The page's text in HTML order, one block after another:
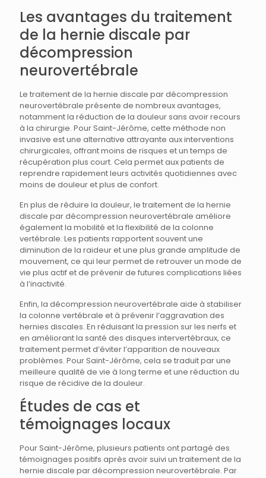
Les avantages du traitement
de la hernie discale par
décompression
neurovertébrale
Le traitement de la hernie discale par décompression
neurovertébrale présente de nombreux avantages,
notamment la réduction de la douleur sans avoir recours
à la chirurgie. Pour Saint-Jérôme, cette méthode non
invasive est une alternative attrayante aux interventions
chirurgicales, offrant moins de risques et un temps de
récupération plus court. Cela permet aux patients de
reprendre rapidement leurs activités quotidiennes avec
moins de douleur et plus de confort.
En plus de réduire la douleur, le traitement de la hernie
discale par décompression neurovertébrale améliore
également la mobilité et la flexibilité de la colonne
vertébrale. Les patients rapportent souvent une
diminution de la raideur et une plus grande amplitude de
mouvement, ce qui leur permet de retrouver un mode de
vie plus actif et de prévenir de futures complications liées
à l’inactivité.
Enfin, la décompression neurovertébrale aide à stabiliser
la colonne vertébrale et à prévenir l’aggravation des
hernies discales. En réduisant la pression sur les nerfs et
en améliorant la santé des disques intervertébraux, ce
traitement permet d’éviter l’apparition de nouveaux
problèmes. Pour Saint-Jérôme, cela se traduit par une
meilleure qualité de vie à long terme et une réduction du
risque de récidive de la douleur.
Études de cas et
témoignages locaux
Pour Saint-Jérôme, plusieurs patients ont partagé des
témoignages positifs après avoir suivi un traitement de la
hernie discale par décompression neurovertébrale. Par